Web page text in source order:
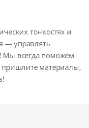
тонкостях и
— управлять
Мы всегда поможем
пришлите материалы,